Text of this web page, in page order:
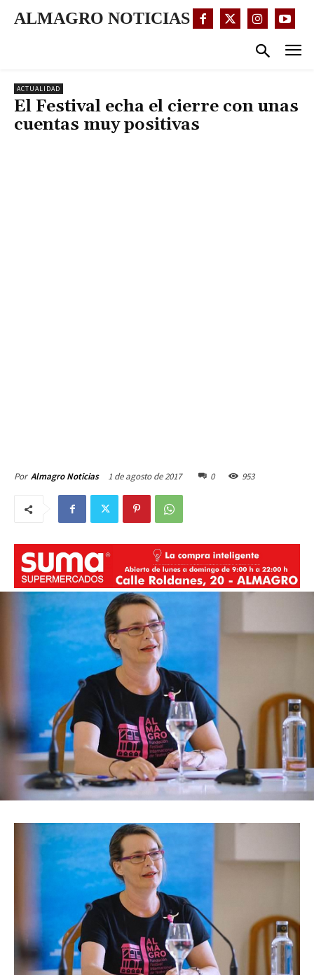
ALMAGRO NOTICIAS
ACTUALIDAD
El Festival echa el cierre con unas
cuentas muy positivas
Por Almagro Noticias 1 de agosto de 2017 0 953